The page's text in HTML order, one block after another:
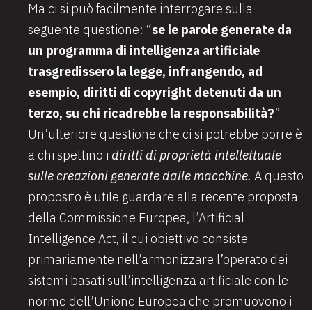
Ma ci si può facilmente interrogare sulla
seguente questione: “se le parole generate da
un programma di intelligenza artificiale
trasgredissero la legge, infrangendo, ad
esempio, diritti di copyright detenuti da un
terzo, su chi ricadrebbe la responsabilità?”
Un’ulteriore questione che ci si potrebbe porre è
a chi spettino i diritti di proprietà intellettuale
sulle creazioni generate dalle macchine. A questo
proposito è utile guardare alla recente proposta
della Commissione Europea, l’Artificial
Intelligence Act, il cui obiettivo consiste
primariamente nell’armonizzare l’operato dei
sistemi basati sull’intelligenza artificiale con le
norme dell’Unione Europea che promuovono i